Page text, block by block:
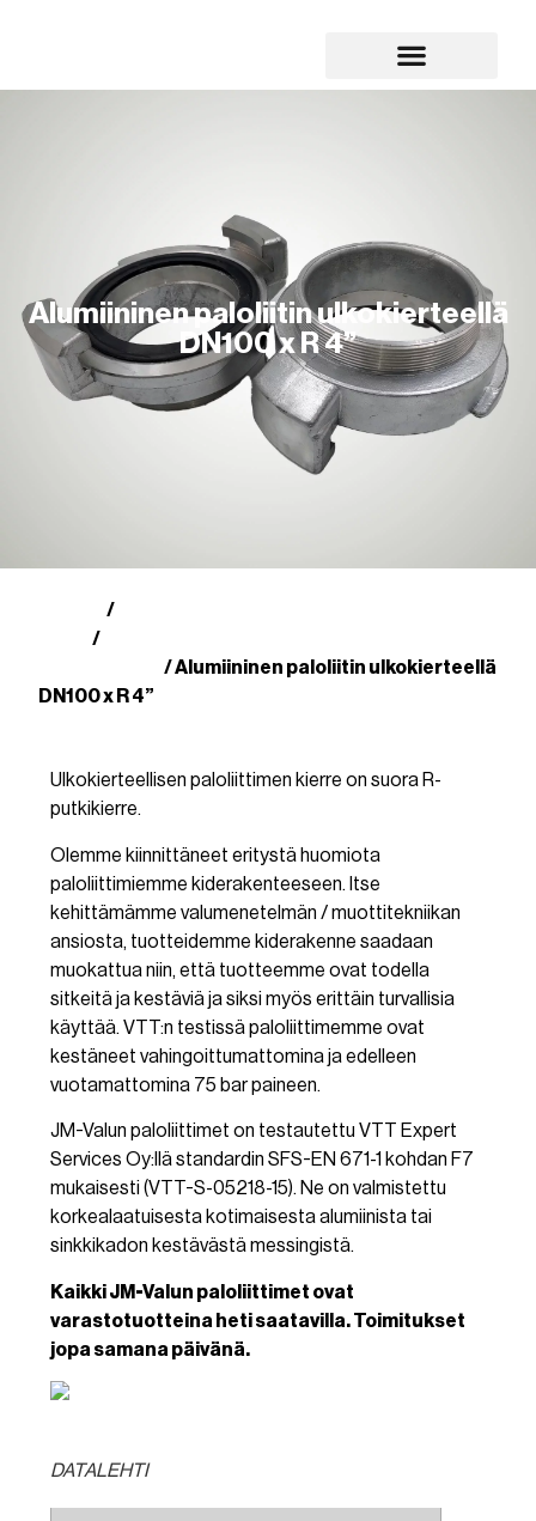
Alumiininen paloliitin ulkokierteellä
DN100 x R 4”
/
/
/ Alumiininen paloliitin ulkokierteellä
DN100 x R 4”
Ulkokierteellisen paloliittimen kierre on suora R-
putkikierre.
Olemme kiinnittäneet eritystä huomiota
paloliittimiemme kiderakenteeseen. Itse
kehittämämme valumenetelmän / muottitekniikan
ansiosta, tuotteidemme kiderakenne saadaan
muokattua niin, että tuotteemme ovat todella
sitkeitä ja kestäviä ja siksi myös erittäin turvallisia
käyttää. VTT:n testissä paloliittimemme ovat
kestäneet vahingoittumattomina ja edelleen
vuotamattomina 75 bar paineen.
JM-Valun paloliittimet on testautettu VTT Expert
Services Oy:llä standardin SFS-EN 671-1 kohdan F7
mukaisesti (VTT-S-05218-15). Ne on valmistettu
korkealaatuisesta kotimaisesta alumiinista tai
sinkkikadon kestävästä messingistä.
Kaikki JM-Valun paloliittimet ovat
varastotuotteina heti saatavilla. Toimitukset
jopa samana päivänä.
DATALEHTI